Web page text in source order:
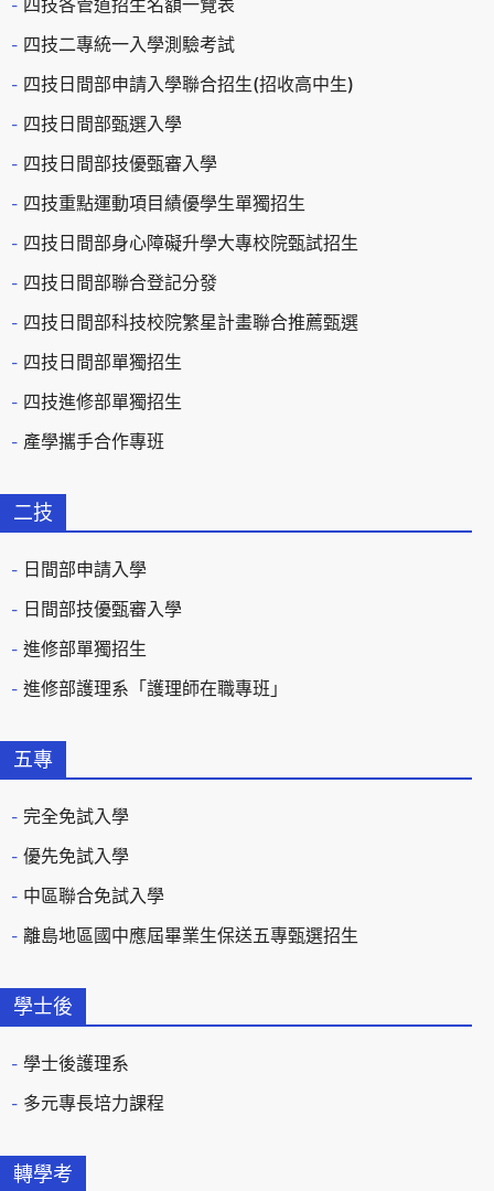
四技各管道招生名額一覽表
四技二專統一入學測驗考試
四技日間部申請入學聯合招生(招收高中生)
四技日間部甄選入學
四技日間部技優甄審入學
四技重點運動項目績優學生單獨招生
四技日間部身心障礙升學大專校院甄試招生
四技日間部聯合登記分發
四技日間部科技校院繁星計畫聯合推薦甄選
四技日間部單獨招生
四技進修部單獨招生
產學攜手合作專班
二技
日間部申請入學
日間部技優甄審入學
進修部單獨招生
進修部護理系「護理師在職專班」
五專
完全免試入學
優先免試入學
中區聯合免試入學
離島地區國中應屆畢業生保送五專甄選招生
學士後
學士後護理系
多元專長培力課程
轉學考